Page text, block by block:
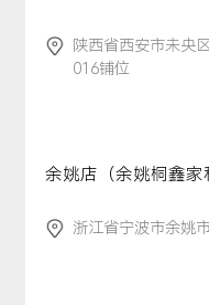
陕西省西安市未央
016铺位
余姚店（余姚桐鑫家
浙江省宁波市余姚